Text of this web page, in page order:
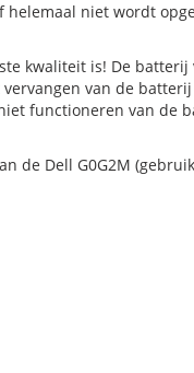
niet wordt
kwaliteit is! De batterij
van de
functioneren van de
Dell G0G2M